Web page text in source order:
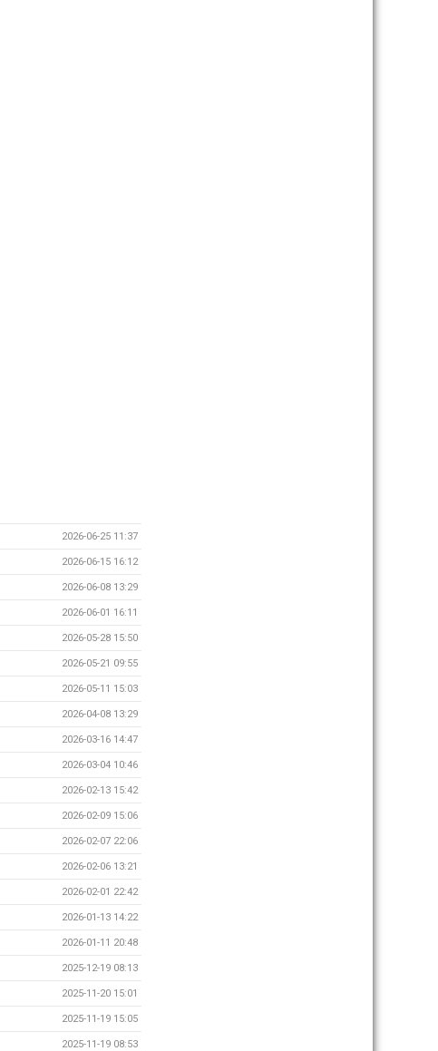
2026-06-25 11:37
2026-06-15 16:12
2026-06-08 13:29
2026-06-01 16:11
2026-05-28 15:50
2026-05-21 09:55
2026-05-11 15:03
2026-04-08 13:29
2026-03-16 14:47
2026-03-04 10:46
2026-02-13 15:42
2026-02-09 15:06
2026-02-07 22:06
2026-02-06 13:21
2026-02-01 22:42
2026-01-13 14:22
2026-01-11 20:48
2025-12-19 08:13
2025-11-20 15:01
2025-11-19 15:05
2025-11-19 08:53